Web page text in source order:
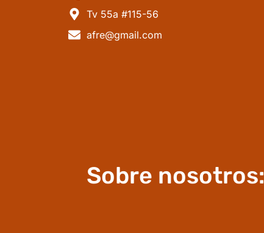
Tv 55a #115-56
afre@gmail.com
Sobre nosotros: